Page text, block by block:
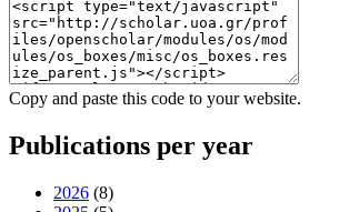
Copy and paste this code to your website.
Publications per year
2026 (8)